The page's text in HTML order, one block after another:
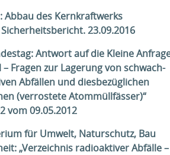
Abbau des Kernkraftwerks
23.09.2016
Antwort auf die Kleine
Fragen zur Lagerung von schwach-
Abfällen und diesbezüglichen
(verrostete Atommüllfässer)“
vom 09.05.2012
für Umwelt, Naturschutz, Bau
„Verzeichnis radioaktiver Abfälle –